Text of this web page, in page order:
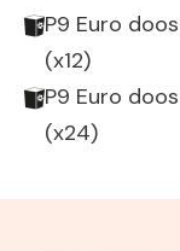
P9 Euro doos
(x12)
P9 Euro doos
(x24)